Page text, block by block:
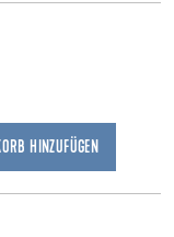
HINZUFÜGEN